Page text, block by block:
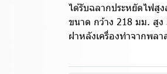
ได้รับฉลากประหยัดไฟสูง
ขนาด กว้าง 218 มม. สู
ฝาหลังเครื่องทำจากพล